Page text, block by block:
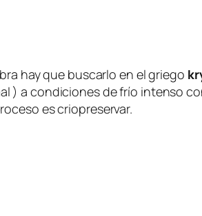
hay que buscarlo en el griego
a condiciones de frío intenso
es criopreservar.